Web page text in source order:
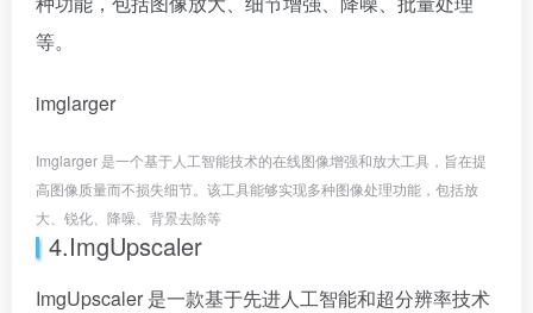
等。
imglarger
Imglarger 是一个基于人工智能技术的在线图像增强和放大工具，旨在提
高图像质量而不损失细节。该工具能够实现多种图像处理功能，包括放
大、锐化、降噪、背景去除等
4.ImgUpscaler
ImgUpscaler 是一款基于先进人工智能和超分辨率技术